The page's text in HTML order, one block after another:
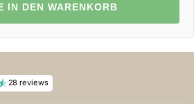
IN DEN WARENKORB
28 reviews